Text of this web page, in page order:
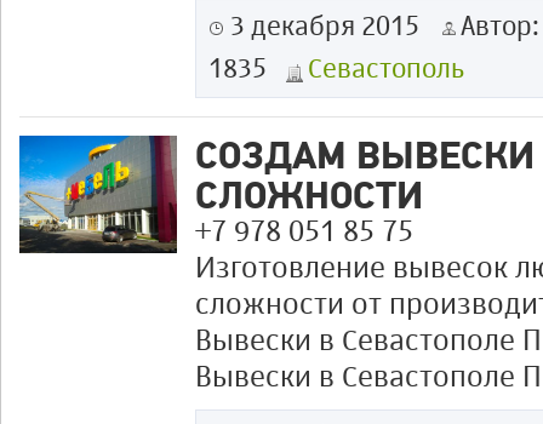
3 декабря 2015
1835
Севастополь
СОЗДАМ
СЛОЖНОСТИ
+7 978 051 85 75
Изготовление вывесок
сложности от
Вывески в Севастополе
Вывески в Севастополе